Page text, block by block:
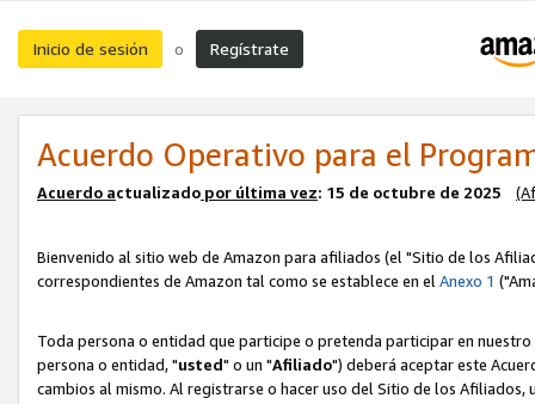
Inicio de sesión o Regístrate
Acuerdo Operativo para el
Acuerdo actualizado por última vez: 15 de octubre de 2025
Bienvenido al sitio web de Amazon para afiliados (el "Sitio de los
correspondientes de Amazon tal como se establece en elAnexo 1
Toda persona o entidad que participe o pretenda participar en
persona o entidad, "usted" o un "Afiliado") deberá aceptar este
cambios al mismo. Al registrarse o hacer uso del Sitio de los